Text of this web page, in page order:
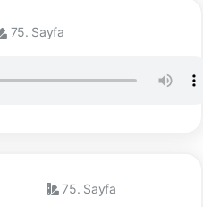
75. Sayfa
75. Sayfa